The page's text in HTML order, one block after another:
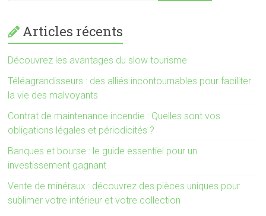
Articles récents
Découvrez les avantages du slow tourisme
Téléagrandisseurs : des alliés incontournables pour faciliter
la vie des malvoyants
Contrat de maintenance incendie : Quelles sont vos
obligations légales et périodicités ?
Banques et bourse : le guide essentiel pour un
investissement gagnant
Vente de minéraux : découvrez des pièces uniques pour
sublimer votre intérieur et votre collection